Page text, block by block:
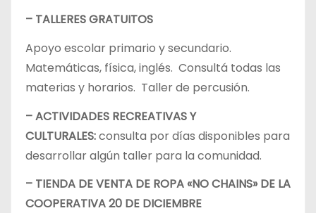
– TALLERES GRATUITOS
Apoyo escolar primario y secundario.
Matemáticas, física, inglés. Consultá todas las
materias y horarios. Taller de percusión.
– ACTIVIDADES RECREATIVAS Y
CULTURALES:consulta por días disponibles para
desarrollar algún taller para la comunidad.
– TIENDA DE VENTA DE ROPA «NO CHAINS» DE LA
COOPERATIVA 20 DE DICIEMBRE